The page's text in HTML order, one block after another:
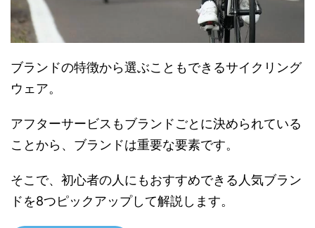
ブランドの特徴から選ぶこともできるサイクリング
ウェア。
アフターサービスもブランドごとに決められている
ことから、ブランドは重要な要素です。
そこで、初心者の人にもおすすめできる人気ブラン
ドを8つピックアップして解説します。